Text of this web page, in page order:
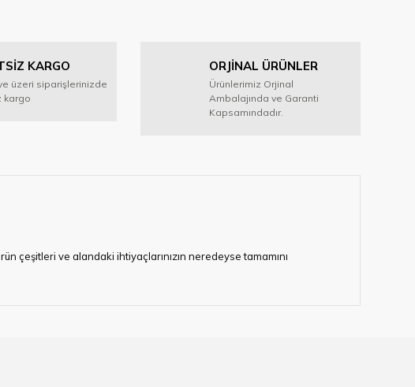
KARGO
üzeri siparişlerinizde
kargo
ORJİNAL ÜRÜNLER
Ürünlerimiz Orjinal
Ambalajında ve Garanti
Kapsamındadır.
çeşitleri ve alandaki ihtiyaçlarınızın neredeyse tamamını